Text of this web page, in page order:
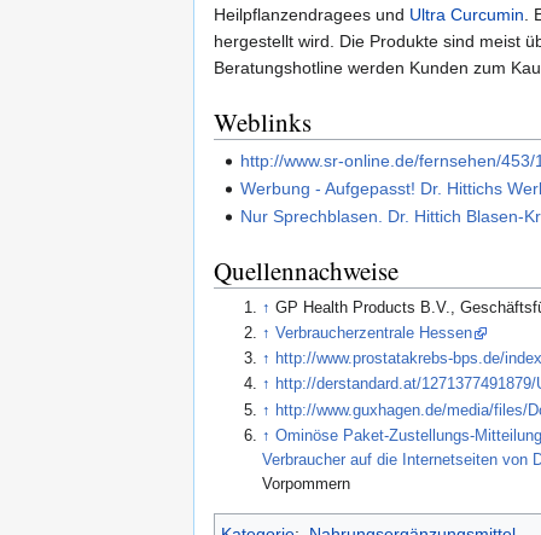
Heilpflanzendragees und Ultra Curcumin.
hergestellt wird. Die Produkte sind meist
Beratungshotline werden Kunden zum
Weblinks
http://www.sr-online.de/fernsehen/
Werbung - Aufgepasst! Dr. Hittichs
Nur Sprechblasen. Dr. Hittich Blasen-
Quellennachweise
↑ GP Health Products B.V.,
↑ Verbraucherzentrale Hessen
↑ http://www.prostatakrebs-bps.de/
↑ http://derstandard.at/
↑ http://www.guxhagen.de/media/files/
↑ Ominöse Paket-Zustellungs-
Verbraucher auf die Internetseiten von
Vorpommern